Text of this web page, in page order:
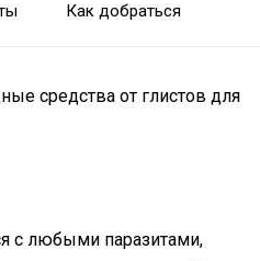
Как добраться
средства от глистов для
с любыми паразитами,